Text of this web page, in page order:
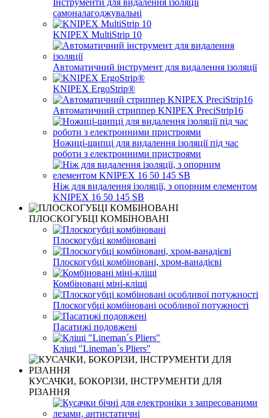
самоналагоджувальні
KNIPEX MultiStrip 10
Автоматичний інструмент для видалення ізоляції
KNIPEX ErgoStrip®
Автоматичний стриппер KNIPEX PreciStrip16
Ножиці-щипці для видалення ізоляції під час
роботи з електронними пристроями
Ніж для видалення ізоляції, з опорним елементом
KNIPEX 16 50 145 SB
ПЛОСКОГУБЦІ КОМБІНОВАНІ
Плоскогубці комбіновані
Плоскогубці комбіновані, хром-ванадієві
Комбіновані міні-кліщі
Плоскогубці комбіновані особливої ​​потужності
Пасатижі подовжені
Кліщі "Lineman´s Pliers"
КУСАЧКИ, БОКОРІЗИ, ІНСТРУМЕНТИ ДЛЯ
РІЗАННЯ